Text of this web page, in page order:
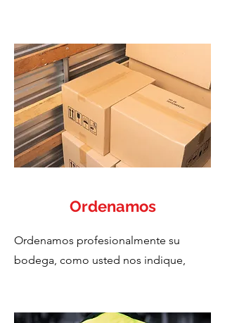
Ordenamos
Ordenamos profesionalmente su
bodega, como usted nos indique,